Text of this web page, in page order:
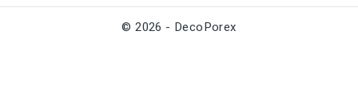
© 2026 - DecoPorex